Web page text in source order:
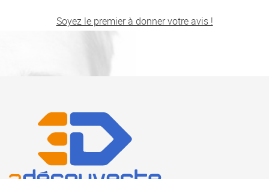
Soyez le premier à donner votre avis !